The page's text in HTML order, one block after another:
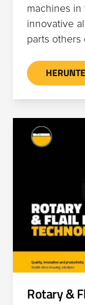
machines in
innovative
parts others
Rotary &